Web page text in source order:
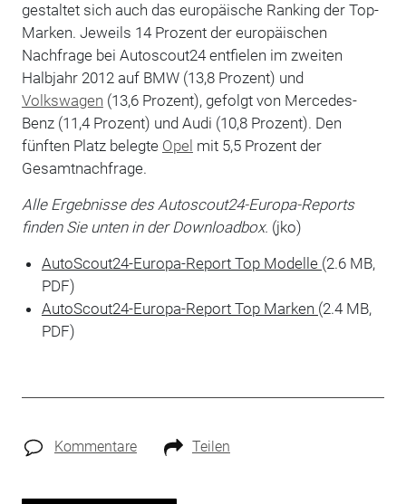
gestaltet sich auch das europäische Ranking der Top-
Marken. Jeweils 14 Prozent der europäischen
Nachfrage bei Autoscout24 entfielen im zweiten
Halbjahr 2012 auf BMW (13,8 Prozent) und
Volkswagen (13,6 Prozent), gefolgt von Mercedes-
Benz (11,4 Prozent) und Audi (10,8 Prozent). Den
fünften Platz belegte Opel mit 5,5 Prozent der
Gesamtnachfrage.
Alle Ergebnisse des Autoscout24-Europa-Reports
finden Sie unten in der Downloadbox. (jko)
AutoScout24-Europa-Report Top Modelle (2.6 MB,
PDF)
AutoScout24-Europa-Report Top Marken (2.4 MB,
PDF)
Kommentare Teilen